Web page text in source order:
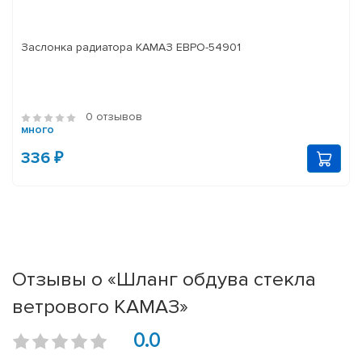
Заслонка радиатора КАМАЗ ЕВРО-54901
0 отзывов
много
336 ₽
Отзывы о «Шланг обдува стекла
ветрового КАМАЗ»
0.0